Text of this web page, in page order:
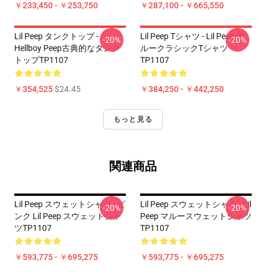
￥233,450 - ￥253,750 ￥287,100 - ￥665,550
Lil Peep タンクトップ -
Hellboy Peep古典的なタンク
トップTP1107
￥354,525$24.45
-20%
Lil Peep Tシャツ - Lil Peep マ
ルークラシックTシャツ
TP1107
￥384,250 - ￥442,250
-20%
もっと見る
関連商品
Lil Peep スウェットシャツ - ピ
ンク Lil Peep スウェットシャ
ツTP1107
￥593,775 - ￥695,275
-20%
Lil Peep スウェットシャツ - Lil
Peep マルースウェットシャツ
TP1107
￥593,775 - ￥695,275
-20%